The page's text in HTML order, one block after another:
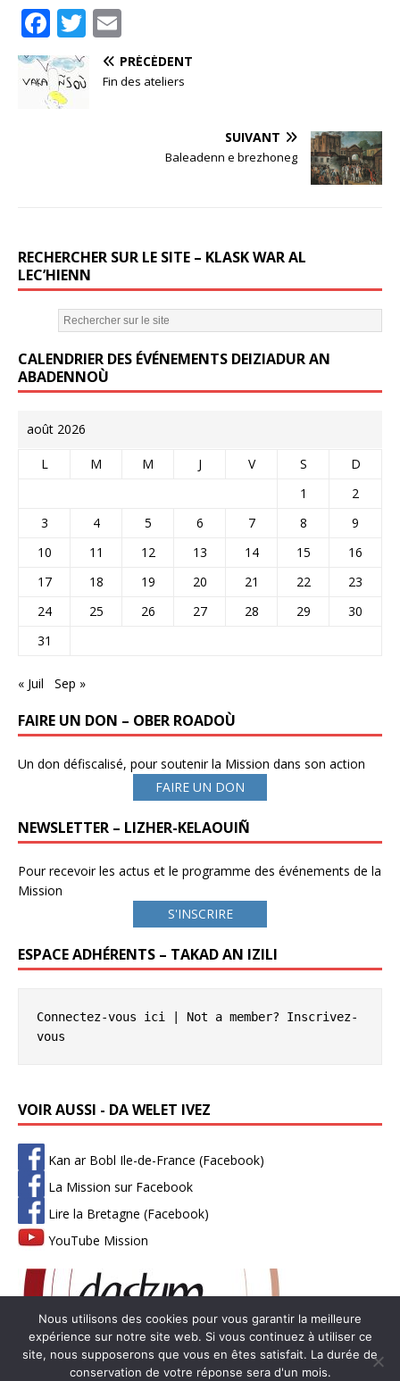
F
a
c
e
T
w
it
m
ai
PRÉCÉDENT
Fin des ateliers
SUIVANT
Baleadenn e brezhoneg
RECHERCHER SUR LE SITE – KLASK WAR AL
LEC’HIENN
CALENDRIER DES ÉVÉNEMENTS DEIZIADUR AN
ABADENNOÙ
août 2026
L M M J V S
D
1
2
3
4 5 6 7 8
9
10
11 12 13 14 15
16
17
18 19 20 21 22
23
24
25 26 27 28 29
30
31
« Juil Sep »
FAIRE UN DON – OBER ROADOÙ
Un don défiscalisé, pour soutenir la Mission dans son action
FAIRE UN DON
NEWSLETTER – LIZHER-KELAOUIÑ
Pour recevoir les actus et le programme des événements de la
Mission
S'INSCRIRE
ESPACE ADHÉRENTS – TAKAD AN IZILI
Connectez-vous ici | Not a member? Inscrivez-
vous
VOIR AUSSI - DA WELET IVEZ
Kan ar Bobl Ile-de-France (Facebook)
La Mission sur Facebook
Lire la Bretagne (Facebook)
YouTube Mission
Nous utilisons des cookies pour vous garantir la meilleure
expérience sur notre site web. Si vous continuez à utiliser ce
site, nous supposerons que vous en êtes satisfait. La durée de
conservation de votre réponse sera d'un mois.